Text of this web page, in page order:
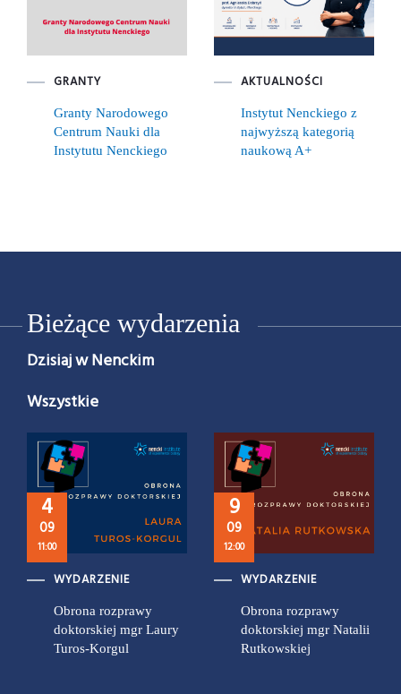
GRANTY
Granty Narodowego
Centrum Nauki dla
Instytutu Nenckiego
AKTUALNOŚCI
Instytut Nenckiego z
najwyższą kategorią
naukową A+
Bieżące wydarzenia
Dzisiaj w Nenckim
Wszystkie
4
09
11:00
WYDARZENIE
Obrona rozprawy
doktorskiej mgr Laury
Turos-Korgul
9
09
12:00
WYDARZENIE
Obrona rozprawy
doktorskiej mgr Natalii
Rutkowskiej